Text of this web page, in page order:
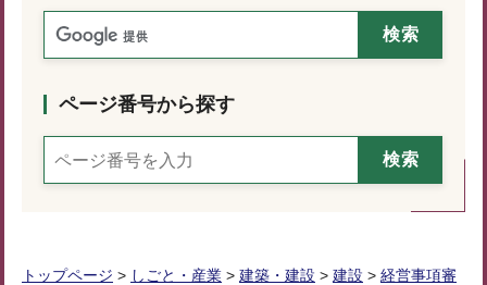
ページ番号から探す
トップページ > しごと・産業 > 建築・建設 > 建設 > 経営事項審